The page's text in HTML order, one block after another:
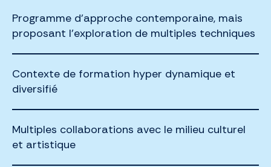
Programme d’approche contemporaine, mais
proposant l’exploration de multiples techniques
Contexte de formation hyper dynamique et
diversifié
Multiples collaborations avec le milieu culturel
et artistique